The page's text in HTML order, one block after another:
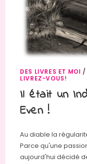
DES LIVRES ET MOI /
LIVREZ-VOUS!
Il était un
Even !
Au diable la
Parce qu'une
aujourd'hui décidé